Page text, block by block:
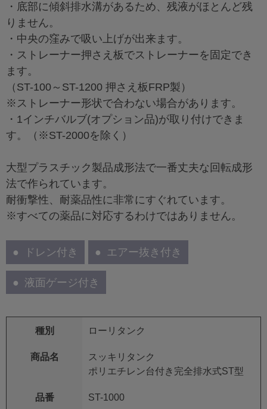
・底部に傾斜排水溝があるため、残液がほとんど残
りません。
・中央の窪みで吸い上げが出来ます。
・ストレーナー押さえ板でストレーナーを固定でき
ます。
（ST-100～ST-1200 押さえ板FRP製）
※ストレーナー形状で合わない場合があります。
・1インチバルブ(オプション品)が取り付けできま
す。（※ST-2000を除く）
大型プラスチック製品成形法で一番丈夫な回転成形
法で作られています。
耐衝撃性、耐薬品性に非常にすぐれています。
※すべての薬品に対応するわけではありません。
ドレン付き エアー抜き付き
液面ゲージ付き
種別 ローリタンク
商品名
スッキリタンク
ポリエチレン台付き完全排水式ST型
品番 ST-1000